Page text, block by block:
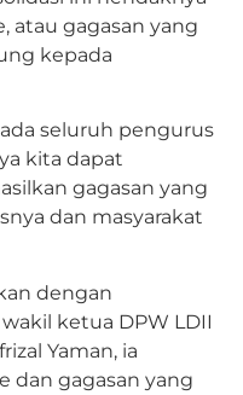
atau gagasan yang
kepada
seluruh pengurus
kita dapat
gagasan yang
dan masyarakat
dengan
ketua DPW LDII
Yaman, ia
dan gagasan yang